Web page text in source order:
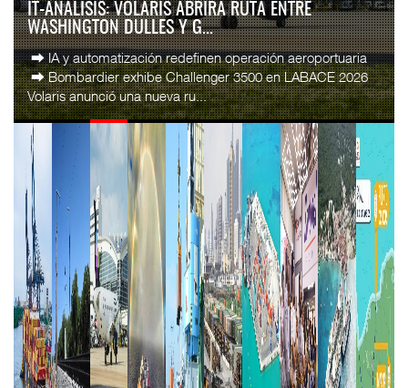
IT-ANÁLISIS: VOLARIS ABRIRÁ RUTA ENTRE
WASHINGTON DULLES Y G...
⮕ IA y automatización redefinen operación aeroportuaria
⮕ Bombardier exhibe Challenger 3500 en LABACE 2026
Volaris anunció una nueva ru...